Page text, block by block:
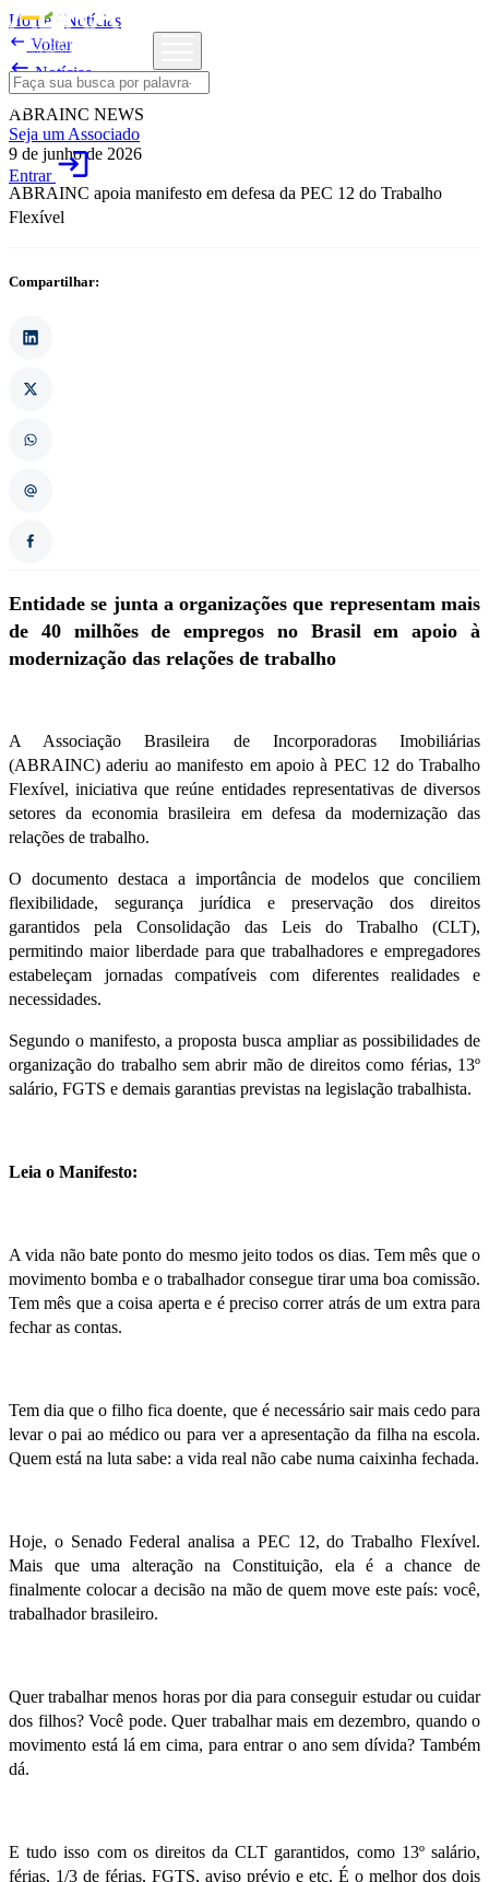
Seja um Associado
Entrarlogin
Home/Notícias
 Voltar
Notícias
ABRAINC NEWS
9 de junho de 2026
ABRAINC apoia manifesto em defesa da PEC 12 do Trabalho
Flexível
Compartilhar:
Entidade se junta a organizações que representam mais
de 40 milhões de empregos no Brasil em apoio à
modernização das relações de trabalho
A Associação Brasileira de Incorporadoras Imobiliárias
(ABRAINC) aderiu ao manifesto em apoio à PEC 12 do Trabalho
Flexível, iniciativa que reúne entidades representativas de diversos
setores da economia brasileira em defesa da modernização das
relações de trabalho.
O documento destaca a importância de modelos que conciliem
flexibilidade, segurança jurídica e preservação dos direitos
garantidos pela Consolidação das Leis do Trabalho (CLT),
permitindo maior liberdade para que trabalhadores e empregadores
estabeleçam jornadas compatíveis com diferentes realidades e
necessidades.
Segundo o manifesto, a proposta busca ampliar as possibilidades de
organização do trabalho sem abrir mão de direitos como férias, 13º
salário, FGTS e demais garantias previstas na legislação trabalhista.
Leia o Manifesto:
A vida não bate ponto do mesmo jeito todos os dias. Tem mês que o
movimento bomba e o trabalhador consegue tirar uma boa comissão.
Tem mês que a coisa aperta e é preciso correr atrás de um extra para
fechar as contas.
Tem dia que o filho fica doente, que é necessário sair mais cedo para
levar o pai ao médico ou para ver a apresentação da filha na escola.
Quem está na luta sabe: a vida real não cabe numa caixinha fechada.
Hoje, o Senado Federal analisa a PEC 12, do Trabalho Flexível.
Mais que uma alteração na Constituição, ela é a chance de
finalmente colocar a decisão na mão de quem move este país: você,
trabalhador brasileiro.
Quer trabalhar menos horas por dia para conseguir estudar ou cuidar
dos filhos? Você pode. Quer trabalhar mais em dezembro, quando o
movimento está lá em cima, para entrar o ano sem dívida? Também
dá.
E tudo isso com os direitos da CLT garantidos, como 13º salário,
férias, 1/3 de férias, FGTS, aviso prévio e etc. É o melhor dos dois